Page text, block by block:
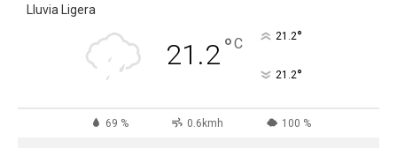
Lluvia Ligera
21.2°C 21.2°
21.2°
69 % 0.6kmh 100 %